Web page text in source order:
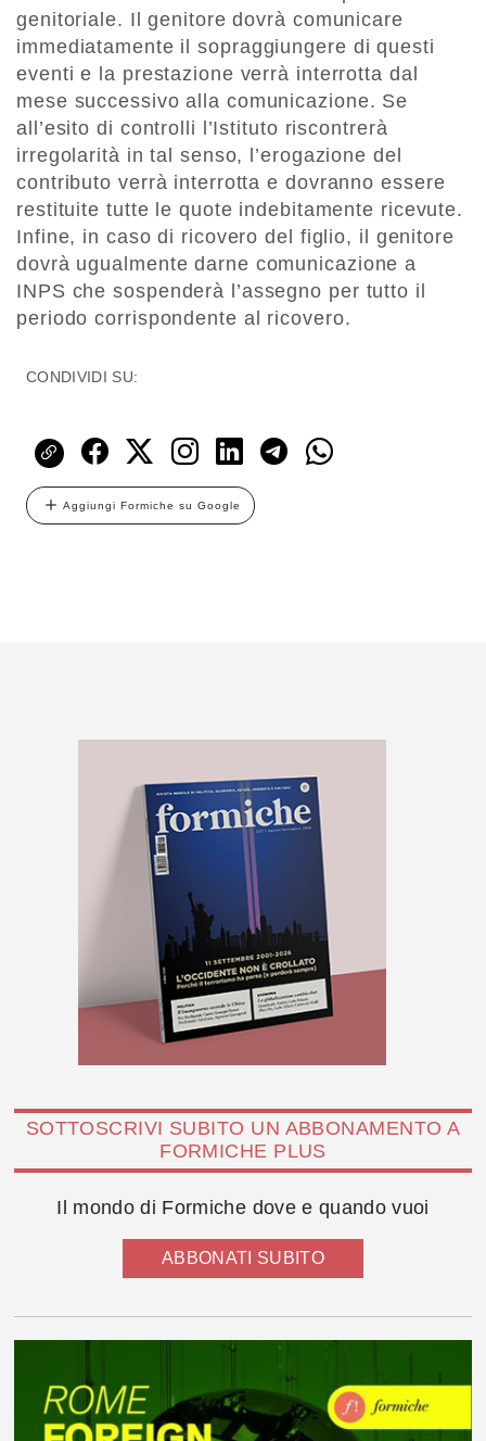
genitoriale. Il genitore dovrà comunicare
immediatamente il sopraggiungere di questi
eventi e la prestazione verrà interrotta dal
mese successivo alla comunicazione. Se
all’esito di controlli l’Istituto riscontrerà
irregolarità in tal senso, l’erogazione del
contributo verrà interrotta e dovranno essere
restituite tutte le quote indebitamente ricevute.
Infine, in caso di ricovero del figlio, il genitore
dovrà ugualmente darne comunicazione a
INPS che sospenderà l’assegno per tutto il
periodo corrispondente al ricovero.
CONDIVIDI SU:
Aggiungi Formiche su Google
SOTTOSCRIVI SUBITO UN ABBONAMENTO A
FORMICHE PLUS
Il mondo di Formiche dove e quando vuoi
ABBONATI SUBITO